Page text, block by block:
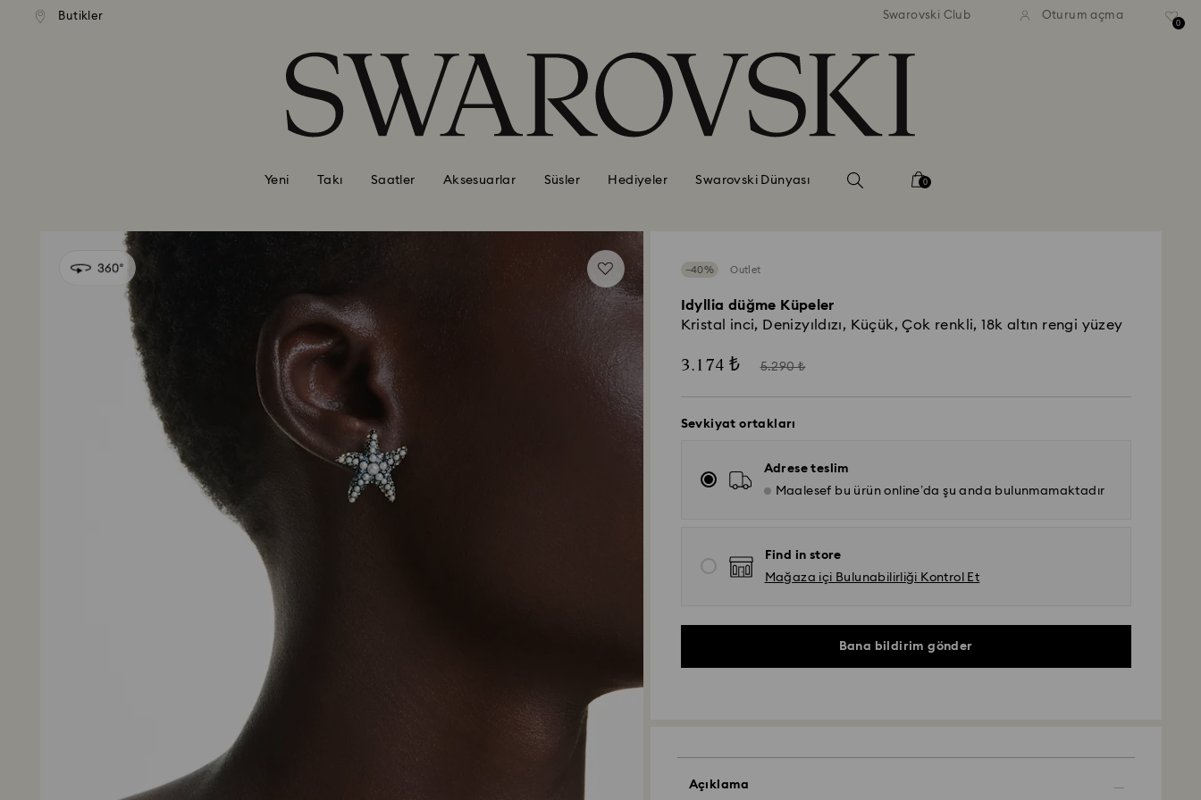
Accesskeys list
Butikler Swarovski Club Oturum açma
0
Yeni Takı Saatler Aksesuarlar Süsler Hediyeler Swarovski Dünyası 0
−40% Outlet
Idyllia düğme Küpeler
Kristal inci, Denizyıldızı, Küçük, Çok renkli, 18k altın rengi yüzey
Now
3.174 ₺
Instead
of
5.290 ₺
Sevkiyat ortakları
Adrese teslim
Maalesef bu ürün online’da şu anda bulunmamaktadır
Find in store
Mağaza içi Bulunabilirliği Kontrol Et
Bana bildirim gönder
Açıklama